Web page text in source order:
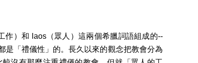
作）和 laos（眾人）這兩個希臘詞語組成的--
是「禮儀性」的。長久以來的觀念把教會分為